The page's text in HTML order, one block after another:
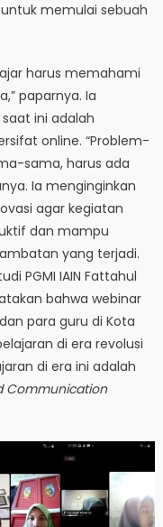
memulai sebuah
harus memahami
paparnya. Ia
ini adalah
online. “Problem-
sama, harus ada
Ia menginginkan
agar kegiatan
dan mampu
yang terjadi.
PGMI IAIN Fattahul
bahwa webinar
para guru di Kota
di era revolusi
di era ini adalah
Communication